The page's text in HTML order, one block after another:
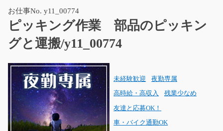
お仕事No. y11_00774
ピッキング作業 部品のピッキン
グと運搬/y11_00774
未経験歓迎 夜勤専属
高時給・高収入 残業少なめ
友達と応募OK！
車・バイク通勤OK